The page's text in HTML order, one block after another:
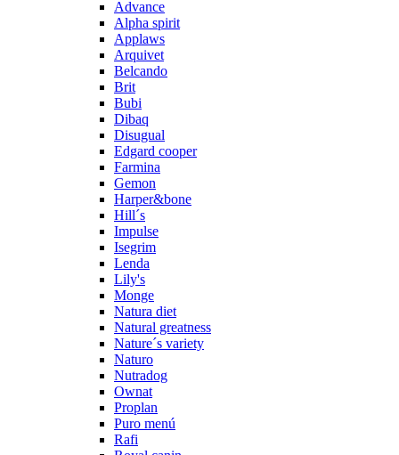
Advance
Alpha spirit
Applaws
Arquivet
Belcando
Brit
Bubi
Dibaq
Disugual
Edgard cooper
Farmina
Gemon
Harper&bone
Hill´s
Impulse
Isegrim
Lenda
Lily's
Monge
Natura diet
Natural greatness
Nature´s variety
Naturo
Nutradog
Ownat
Proplan
Puro menú
Rafi